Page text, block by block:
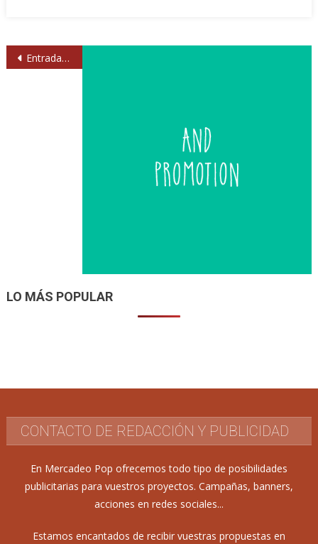
Navegación
Entradas anteriores
LO MÁS POPULAR
CONTACTO DE REDACCIÓN Y PUBLICIDAD
En Mercadeo Pop ofrecemos todo tipo de posibilidades
publicitarias para vuestros proyectos. Campañas, banners,
acciones en redes sociales...
Estamos encantados de recibir vuestras propuestas en